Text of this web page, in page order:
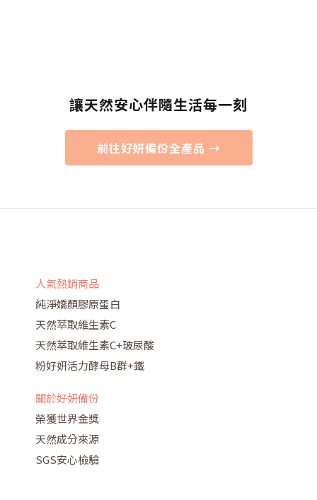
讓天然安心伴隨生活每一刻
前往好妍備份全產品 →
人氣熱銷商品
純淨嬌顏膠原蛋白
天然萃取維生素C
天然萃取維生素C+玻尿酸
粉好妍活力酵母B群+鐵
關於好妍備份
榮獲世界金獎
天然成分來源
SGS安心檢驗